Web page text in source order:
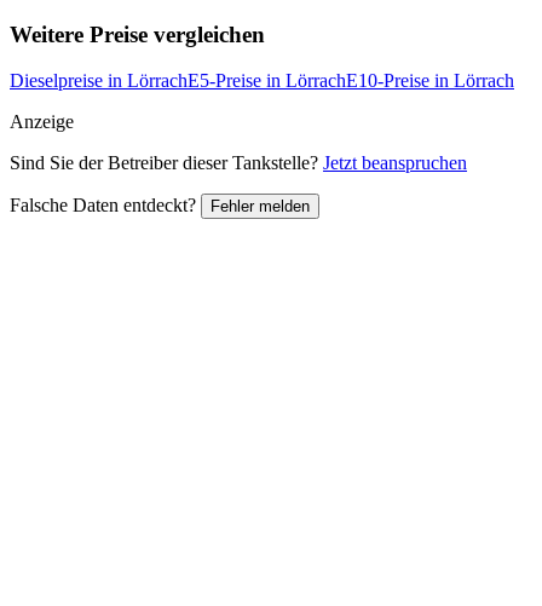
Weitere Preise vergleichen
Dieselpreise in LörrachE5-Preise in LörrachE10-Preise in Lörrach
Anzeige
Sind Sie der Betreiber dieser Tankstelle? Jetzt beanspruchen
Falsche Daten entdeckt? Fehler melden